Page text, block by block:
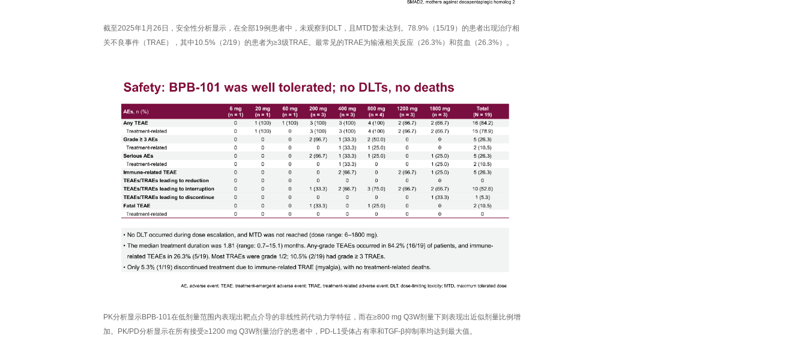
截至2025年1月26日，安全性分析显示，在全部19例患者中，未观察到DLT，且MTD暂未达到。78.9%（15/19）的患者出现治疗相
关不良事件（TRAE），其中10.5%（2/19）的患者为≥3级TRAE。最常见的TRAE为输液相关反应（26.3%）和贫血（26.3%）。
PK分析显示BPB-101在低剂量范围内表现出靶点介导的非线性药代动力学特征，而在≥800 mg Q3W剂量下则表现出近似剂量比例增
加。PK/PD分析显示在所有接受≥1200 mg Q3W剂量治疗的患者中，PD-L1受体占有率和TGF-β抑制率均达到最大值。